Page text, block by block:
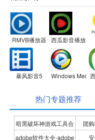
RMVB播放器 西瓜影音播放器
暴风影音5 Windows Media
热门专题推荐
暗黑破坏神游戏工具合
集
团
adobe软件大全-adobe